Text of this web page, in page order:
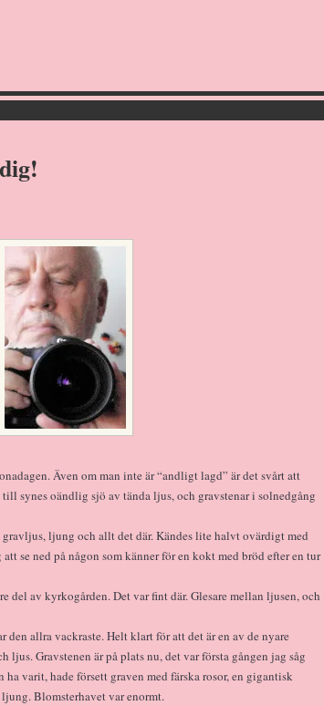
Även om man inte är “andligt lagd” är det svårt att
synes oändlig sjö av tända ljus, och gravstenar i solnedgång
ljung och allt det där. Kändes lite halvt ovärdigt med
se ned på någon som känner för en kokt med bröd efter en tur
av kyrkogården. Det var fint där. Glesare mellan ljusen, och
den allra vackraste. Helt klart för att det är en av de nyare
ljus. Gravstenen är på plats nu, det var första gången jag såg
varit, hade försett graven med färska rosor, en gigantisk
Blomsterhavet var enormt.